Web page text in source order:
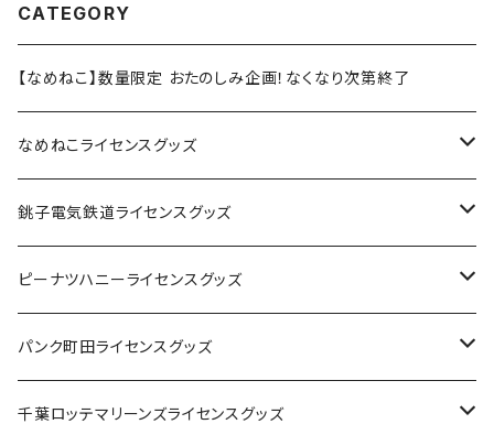
CATEGORY
【なめねこ】数量限定 おたのしみ企画！なくなり次第終了
なめねこライセンスグッズ
Tシャツ
キャップ
ステッカー
缶バッジ
銚子電気鉄道ライセンスグッズ
ステッカー
缶バッジ
アクリルキーホルダー
ピーナツハニーライセンスグッズ
Tシャツ
キャップ
パンク町田ライセンスグッズ
Tシャツ
千葉ロッテマリーンズライセンスグッズ